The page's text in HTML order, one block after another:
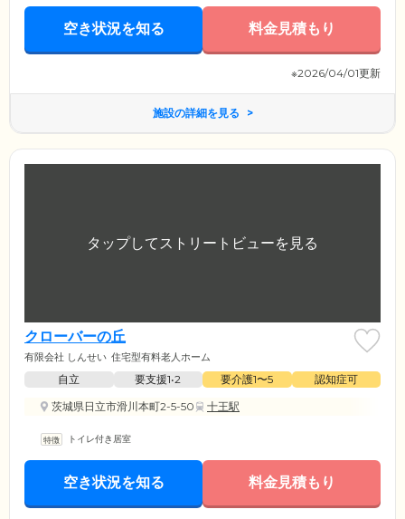
空き状況を知る 料金見積もり
※2026/04/01更新
施設の詳細を見る
クローバーの丘
有限会社 しんせい 住宅型有料老人ホーム
自立 要支援1•2 要介護1〜5
認知症可
茨城県日立市滑川本町2-5-50
十王駅
トイレ付き居室
空き状況を知る 料金見積もり